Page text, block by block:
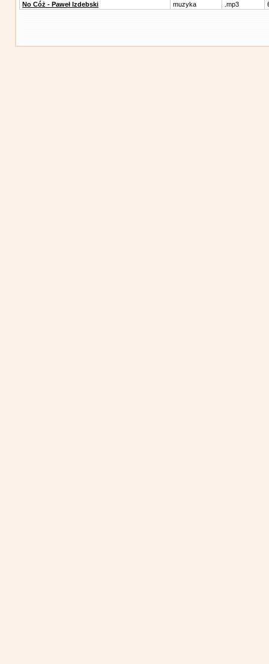
No Cóż - Paweł Izdebski
muzyka .mp3